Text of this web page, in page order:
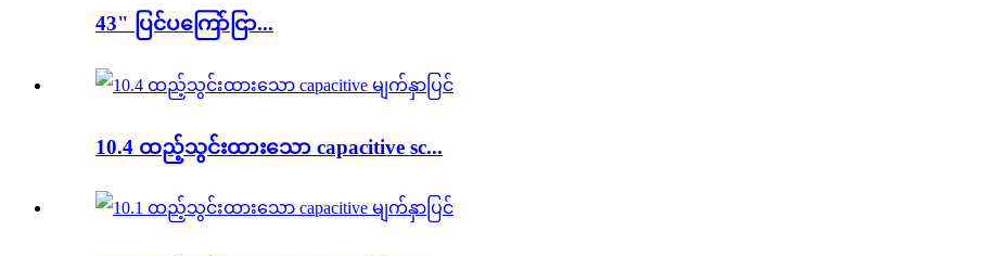
43" ပြင်ပကြော်ငြာ...
10.4 ထည့်သွင်းထားသော capacitive sc...